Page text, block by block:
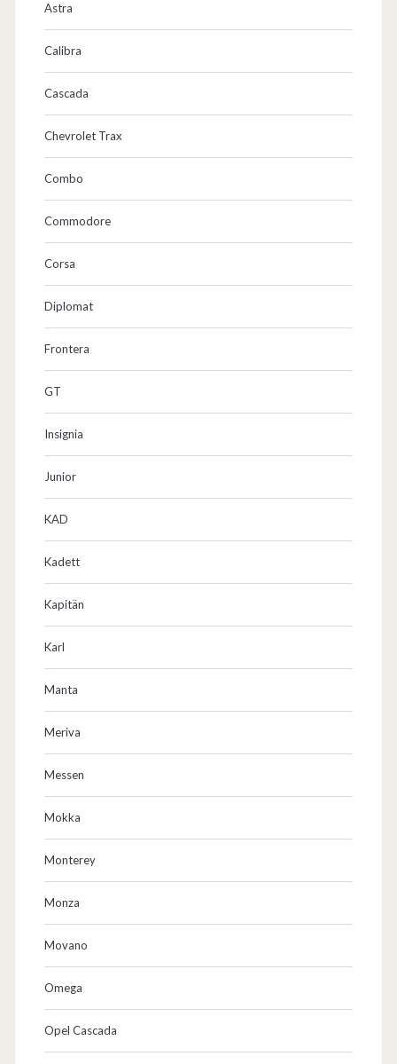
Astra
Calibra
Cascada
Chevrolet Trax
Combo
Commodore
Corsa
Diplomat
Frontera
GT
Insignia
Junior
KAD
Kadett
Kapitän
Karl
Manta
Meriva
Messen
Mokka
Monterey
Monza
Movano
Omega
Opel Cascada